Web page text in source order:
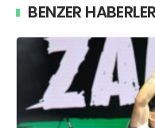
BENZER HABERLER